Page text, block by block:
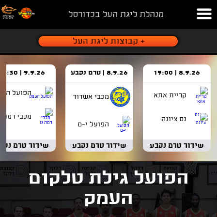
מנהלת ליגת העל בכדורסל
8.9.26 | 19:00
קריית אתא
נס ציונה
שידור טרם נקבע
8.9.26 | טרם נקבע
מכבי אשדוד
הפועל י-ם
שידור טרם נקבע
9.9.26 | 18:30
הפועל
מכבי רמת
שידור טרם
הפועל גילת טלקום
העמק